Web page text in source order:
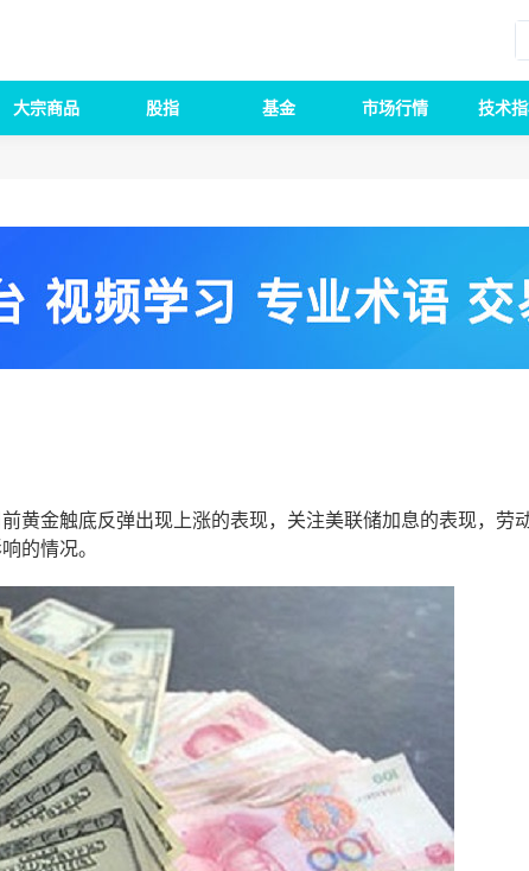
大宗商品 股指 基金 市场行情 技术
金触底反弹出现上涨的表现，关注美联储加息的表现，劳
的情况。